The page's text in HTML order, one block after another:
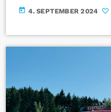
today 4. SEPTEMBER 2024